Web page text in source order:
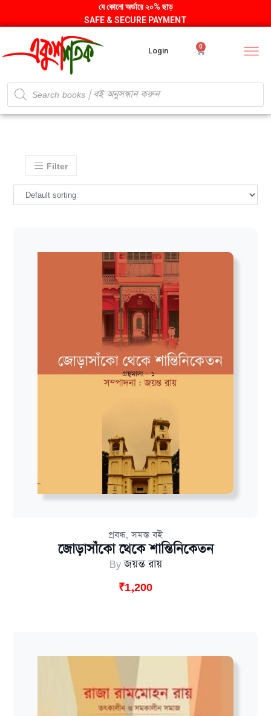
যে কোনো অর্ডারে ২০% ছাড়
SAFE & SECURE PAYMENT
Login 0
Filter
প্রবন্ধ,সমস্ত বই
জোড়াসাঁকো থেকে শান্তিনিকেতন
Byজয়ন্ত রায়
₹1,200